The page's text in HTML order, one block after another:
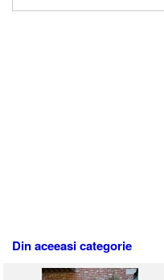
Din aceeasi categorie